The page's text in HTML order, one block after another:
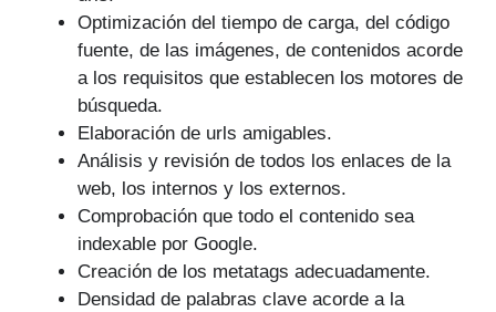
Optimización del tiempo de carga, del código
fuente, de las imágenes, de contenidos acorde
a los requisitos que establecen los motores de
búsqueda.
Elaboración de urls amigables.
Análisis y revisión de todos los enlaces de la
web, los internos y los externos.
Comprobación que todo el contenido sea
indexable por Google.
Creación de los metatags adecuadamente.
Densidad de palabras clave acorde a la